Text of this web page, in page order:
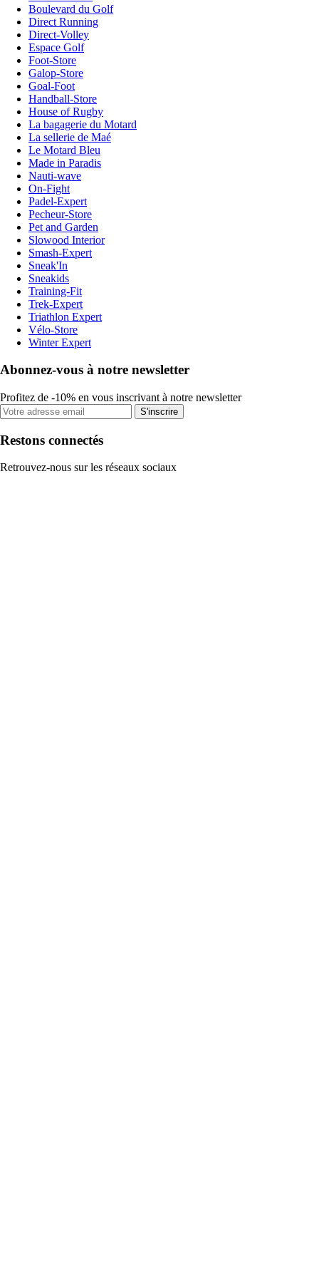
Boulevard du Golf
Direct Running
Direct-Volley
Espace Golf
Foot-Store
Galop-Store
Goal-Foot
Handball-Store
House of Rugby
La bagagerie du Motard
La sellerie de Maé
Le Motard Bleu
Made in Paradis
Nauti-wave
On-Fight
Padel-Expert
Pecheur-Store
Pet and Garden
Slowood Interior
Smash-Expert
Sneak'In
Sneakids
Training-Fit
Trek-Expert
Triathlon Expert
Vélo-Store
Winter Expert
Abonnez-vous à notre newsletter
Profitez de -10% en vous inscrivant à notre newsletter
S'inscrire
Restons connectés
Retrouvez-nous sur les réseaux sociaux